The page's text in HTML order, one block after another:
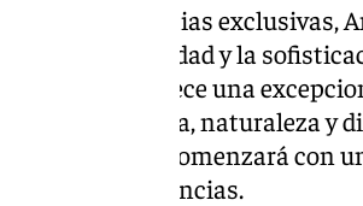
solo 33 residencias exclusivas,
de la privacidad y la
densidad, ofrece una
arquitectura, naturaleza y
comenzará con
10 residencias.